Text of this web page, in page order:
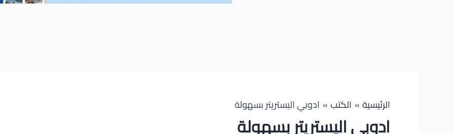
الرئيسية الكتب ادوبي اليستريتر بسهولة
ادوبي اليستريتر بسهولة